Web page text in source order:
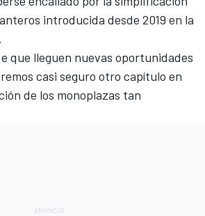
introducida desde 2019 en la
que lleguen nuevas oportunidades
casi seguro otro capítulo en
de los monoplazas tan